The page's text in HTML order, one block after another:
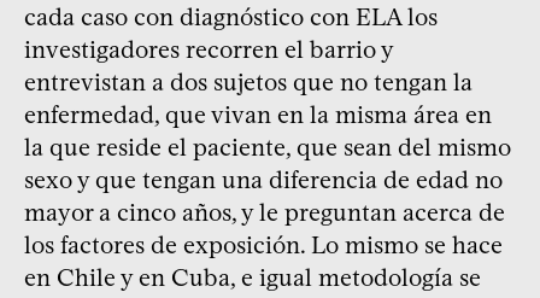
cada caso con diagnóstico con ELA los
investigadores recorren el barrio y
entrevistan a dos sujetos que no tengan la
enfermedad, que vivan en la misma área en
la que reside el paciente, que sean del mismo
sexo y que tengan una diferencia de edad no
mayor a cinco años, y le preguntan acerca de
los factores de exposición. Lo mismo se hace
en Chile y en Cuba, e igual metodología se